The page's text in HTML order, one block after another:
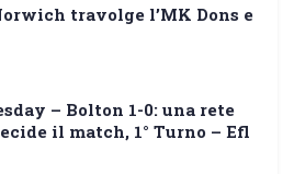
travolge l’MK Dons e
– Bolton 1-0: una rete
il match, 1° Turno – Efl